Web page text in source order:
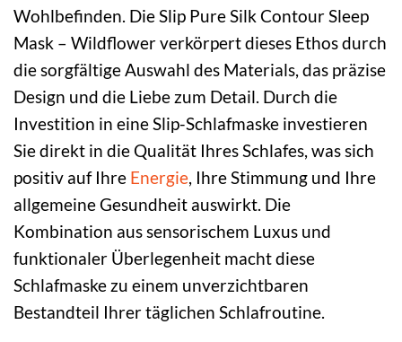
Wohlbefinden. Die Slip Pure Silk Contour Sleep
Mask – Wildflower verkörpert dieses Ethos durch
die sorgfältige Auswahl des Materials, das präzise
Design und die Liebe zum Detail. Durch die
Investition in eine Slip-Schlafmaske investieren
Sie direkt in die Qualität Ihres Schlafes, was sich
positiv auf Ihre Energie, Ihre Stimmung und Ihre
allgemeine Gesundheit auswirkt. Die
Kombination aus sensorischem Luxus und
funktionaler Überlegenheit macht diese
Schlafmaske zu einem unverzichtbaren
Bestandteil Ihrer täglichen Schlafroutine.